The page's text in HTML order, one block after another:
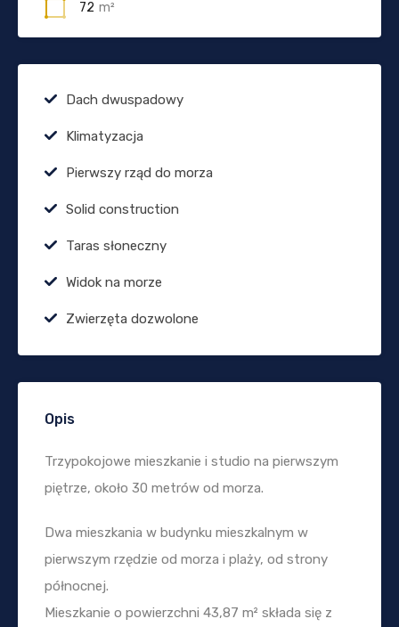
72 m²
Dach dwuspadowy
Klimatyzacja
Pierwszy rząd do morza
Solid construction
Taras słoneczny
Widok na morze
Zwierzęta dozwolone
Opis
Trzypokojowe mieszkanie i studio na pierwszym
piętrze, około 30 metrów od morza.
Dwa mieszkania w budynku mieszkalnym w
pierwszym rzędzie od morza i plaży, od strony
północnej.
Mieszkanie o powierzchni 43,87 m² składa się z